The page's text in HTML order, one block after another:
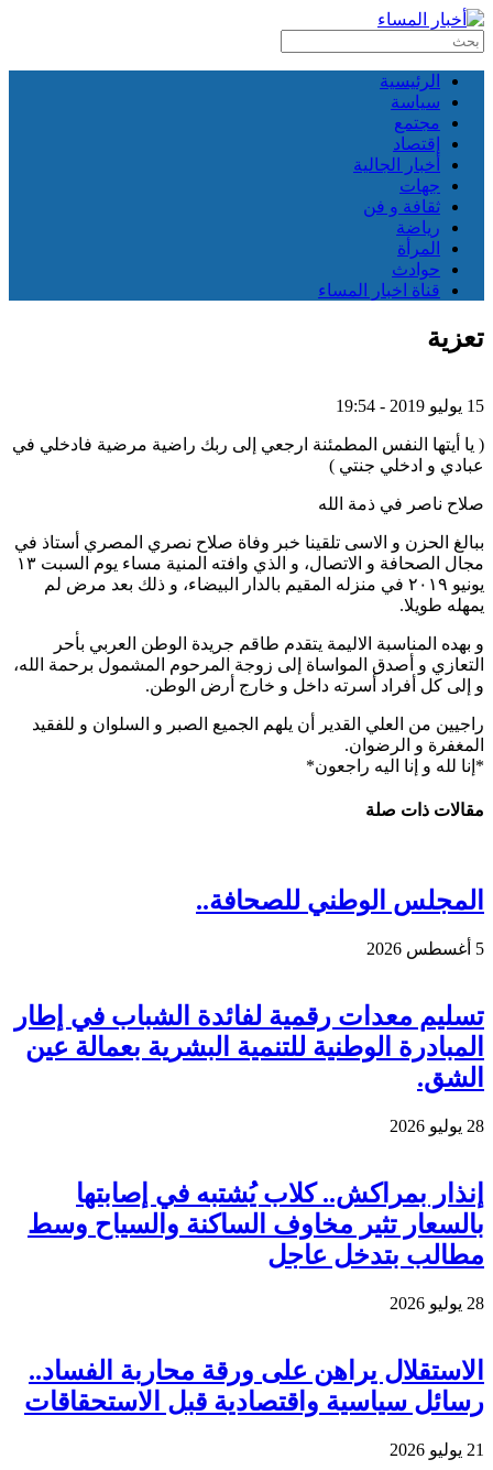
الرئيسية
سياسة
مجتمع
إقتصاد
أخبار الجالية
جهات
ثقافة و فن
رياضة
المرأة
حوادث
قناة اخبار المساء
تعزية
15 يوليو 2019 - 19:54
( يا أيتها النفس المطمئنة ارجعي إلى ربك راضية مرضية فادخلي في
عبادي و ادخلي جنتي )
صلاح ناصر في ذمة الله
ببالغ الحزن و الاسى تلقينا خبر وفاة صلاح نصري المصري أستاذ في
مجال الصحافة و الاتصال، و الذي وافته المنية مساء يوم السبت ١٣
يونيو ٢٠١٩ في منزله المقيم بالدار البيضاء، و ذلك بعد مرض لم
يمهله طويلا.
و بهده المناسبة الاليمة يتقدم طاقم جريدة الوطن العربي بأحر
التعازي و أصدق المواساة إلى زوجة المرحوم المشمول برحمة الله،
و إلى كل أفراد أسرته داخل و خارج أرض الوطن.
راجيين من العلي القدير أن يلهم الجميع الصبر و السلوان و للفقيد
المغفرة و الرضوان.
*إنا لله و إنا اليه راجعون*
مقالات ذات صلة
المجلس الوطني للصحافة..
5 أغسطس 2026
تسليم معدات رقمية لفائدة الشباب في إطار
المبادرة الوطنية للتنمية البشرية بعمالة عين
الشق.
28 يوليو 2026
إنذار بمراكش.. كلاب يُشتبه في إصابتها
بالسعار تثير مخاوف الساكنة والسياح وسط
مطالب بتدخل عاجل
28 يوليو 2026
الاستقلال يراهن على ورقة محاربة الفساد..
رسائل سياسية واقتصادية قبل الاستحقاقات
21 يوليو 2026